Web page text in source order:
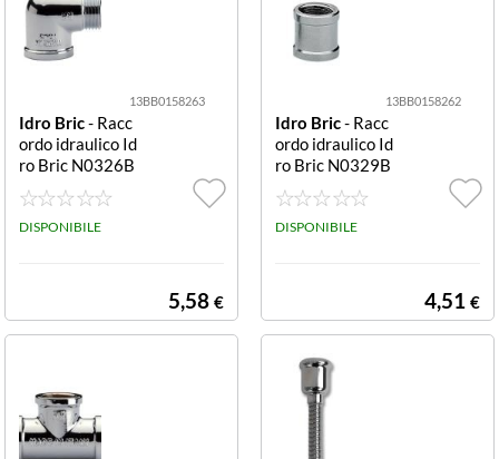
13BB0158263
Idro Bric- Racc
ordo idraulico Id
ro Bric N0326B
Cromo
DISPONIBILE
5,58 €
13BB0158262
Idro Bric- Racc
ordo idraulico Id
ro Bric N0329B
Cromo
DISPONIBILE
4,51 €